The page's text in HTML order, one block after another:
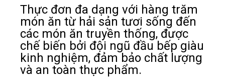
Thực đơn đa dạng với hàng trăm
món ăn từ hải sản tươi sống đến
các món ăn truyền thống, được
chế biến bởi đội ngũ đầu bếp giàu
kinh nghiệm, đảm bảo chất lượng
và an toàn thực phẩm.